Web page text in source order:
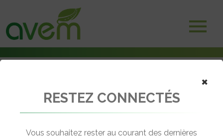
Scania va présenter un camion électrique de pompiers
×
RESTEZ CONNECTÉS
Vous souhaitez rester au courant des dernières